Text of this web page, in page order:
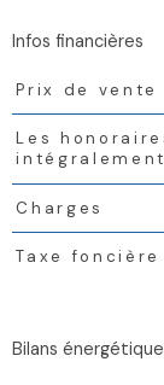
infos financières
Caractéristiques
Prix de vente
Les
Charges
Taxe
bilans